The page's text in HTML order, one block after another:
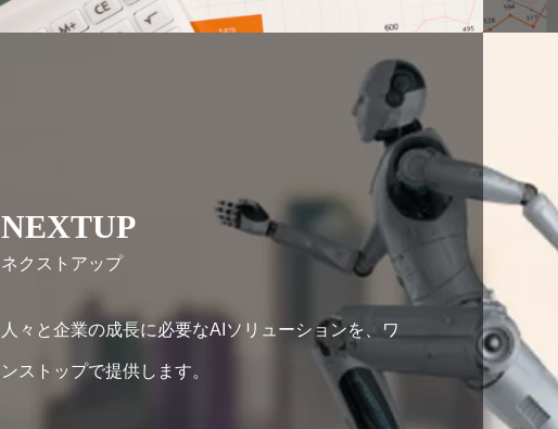
NEXTUP
ネクストアップ
人々と企業の成長に必要なAIソリューションを、ワ
ンストップで提供します。